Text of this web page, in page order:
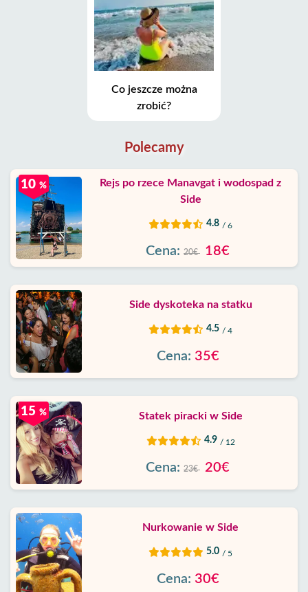
Co jeszcze można
zrobić?
Polecamy
10 %
Rejs po rzece Manavgat i wodospad z
Side
4.8 / 6
Cena: 20€ 18€
Side dyskoteka na statku
4.5 / 4
Cena: 35€
15 % Statek piracki w Side
4.9 / 12
Cena: 23€ 20€
Nurkowanie w Side
5.0 / 5
Cena: 30€